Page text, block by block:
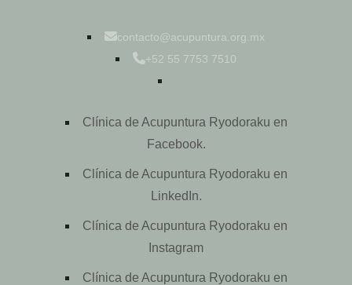
contacto@acupuntura.org.mx
+52 55 7753 7510
Clínica de Acupuntura Ryodoraku en
Facebook.
Clínica de Acupuntura Ryodoraku en
LinkedIn.
Clínica de Acupuntura Ryodoraku en
Instagram
Clínica de Acupuntura Ryodoraku en